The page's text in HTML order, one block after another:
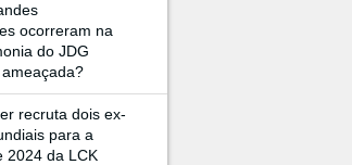
ocorreram na
do JDG
recruta dois ex-
para a
2024 da LCK